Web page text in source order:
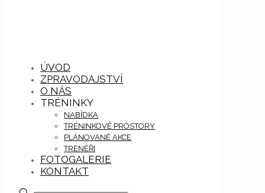
ÚVOD
ZPRAVODAJSTVÍ
O NÁS
TRÉNINKY
NABÍDKA
TRÉNINKOVÉ PROSTORY
PLÁNOVANÉ AKCE
TRENÉŘI
FOTOGALERIE
KONTAKT